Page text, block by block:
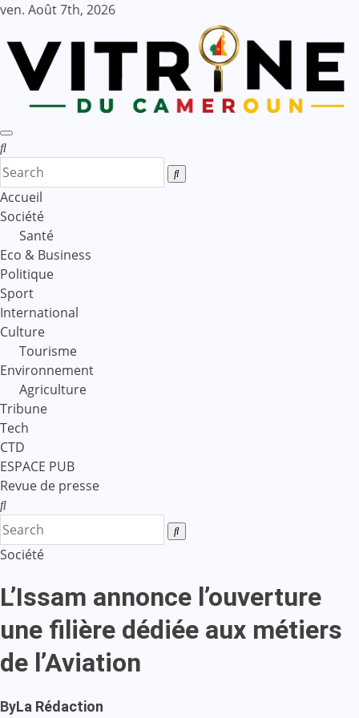
Skip
content
ven. Août 7th, 2026
Accueil
Société
Santé
Eco & Business
Politique
Sport
International
Culture
Tourisme
Environnement
Agriculture
Tribune
Tech
CTD
ESPACE PUB
Revue de presse
Société
L’Issam annonce l’ouverture
une filière dédiée aux métiers
de l’Aviation
ByLa Rédaction